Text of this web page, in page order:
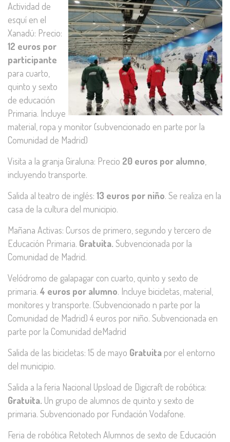
Actividad de
esquí en el
Xanadú: Precio:
12 euros por
participante
para cuarto,
quinto y sexto
de educación
Primaria. Incluye
material, ropa y monitor (subvencionado en parte por la
Comunidad de Madrid)
Visita a la granja Giraluna: Precio 20 euros por alumno
incluyendo transporte.
Salida al teatro de inglés: 13 euros por niño. Se realiza en la
casa de la cultura del municipio.
Mañana Activas: Cursos de primero, segundo y tercero de
Educación Primaria. Gratuita. Subvencionada por la
Comunidad de Madrid.
Velódromo de galapagar con cuarto, quinto y sexto de
primaria. 4 euros por alumno. Incluye bicicletas, material,
monitores y transporte. (Subvencionado n parte por la
Comunidad de Madrid) 4 euros por niño. Subvencionada en
parte por la Comunidad deMadrid
Salida de las bicicletas: 15 de mayo Gratuita por el entorno
del municipio.
Salida a la feria Nacional Upsload de Digicraft de robótica:
Gratuita. Un grupo de alumnos de quinto y sexto de
primaria. Subvencionado por Fundación Vodafone.
Feria de robótica Retotech Alumnos de sexto de Educación